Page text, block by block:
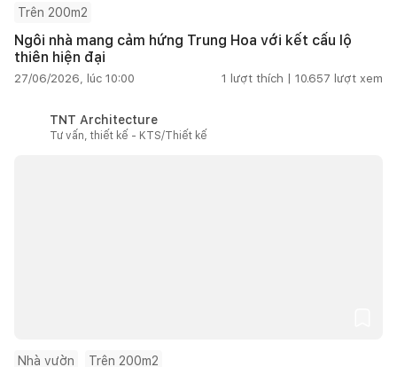
Trên 200m2
Ngôi nhà mang cảm hứng Trung Hoa với kết cấu lộ
thiên hiện đại
27/06/2026, lúc 10:00 1 lượt thích | 10.657 lượt xem
TNT Architecture
Tư vấn, thiết kế - KTS/Thiết kế
Nhà vườn Trên 200m2